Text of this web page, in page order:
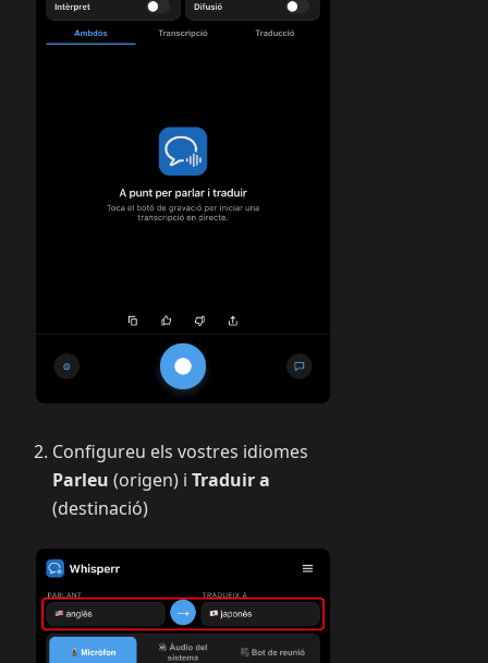
Configureu els vostres idiomes
Parleu (origen) i Traduir a
(destinació)